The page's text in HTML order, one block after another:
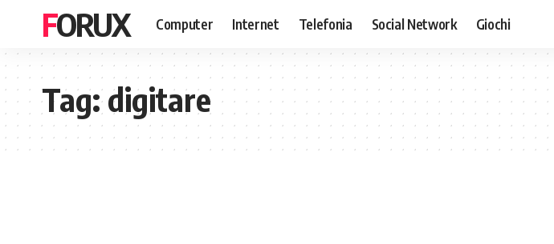
FORUX Computer Internet Telefonia Social Network Giochi
Tag:digitare